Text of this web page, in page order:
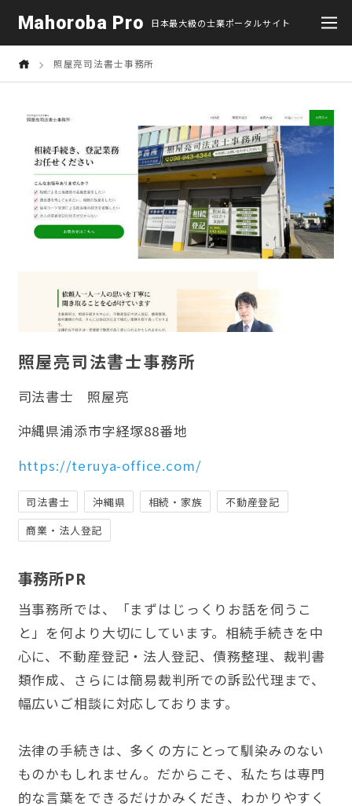
Mahoroba Pro 日本最大級の士業ポータルサイト
照屋亮司法書士事務所
照屋亮司法書士事務所
司法書士
照屋亮
沖縄県浦添市字経塚88番地
https://teruya-office.com/
司法書士 沖縄県 相続・家族
不動産登記
商業・法人登記
事務所PR
当事務所では、「まずはじっくりお話を伺うこ
と」を何より大切にしています。相続手続きを中
心に、不動産登記・法人登記、債務整理、裁判書
類作成、さらには簡易裁判所での訴訟代理まで、
幅広いご相談に対応しております。
法律の手続きは、多くの方にとって馴染みのない
ものかもしれません。だからこそ、私たちは専門
的な言葉をできるだけかみくだき、わかりやすく